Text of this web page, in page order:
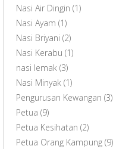
Nasi Air Dingin (1)
Nasi Ayam (1)
Nasi Briyani (2)
Nasi Kerabu (1)
nasi lemak (3)
Nasi Minyak (1)
Pengurusan Kewangan (3)
Petua (9)
Petua Kesihatan (2)
Petua Orang Kampung (9)